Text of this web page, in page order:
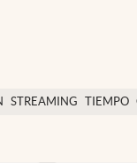
STREAMING TIEMPO